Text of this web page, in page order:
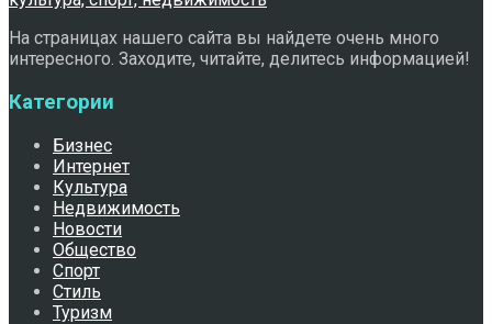
На страницах нашего сайта вы найдете очень много
интересного. Заходите, читайте, делитесь информацией!
Категории
Бизнес
Интернет
Культура
Недвижимость
Новости
Общество
Спорт
Стиль
Туризм